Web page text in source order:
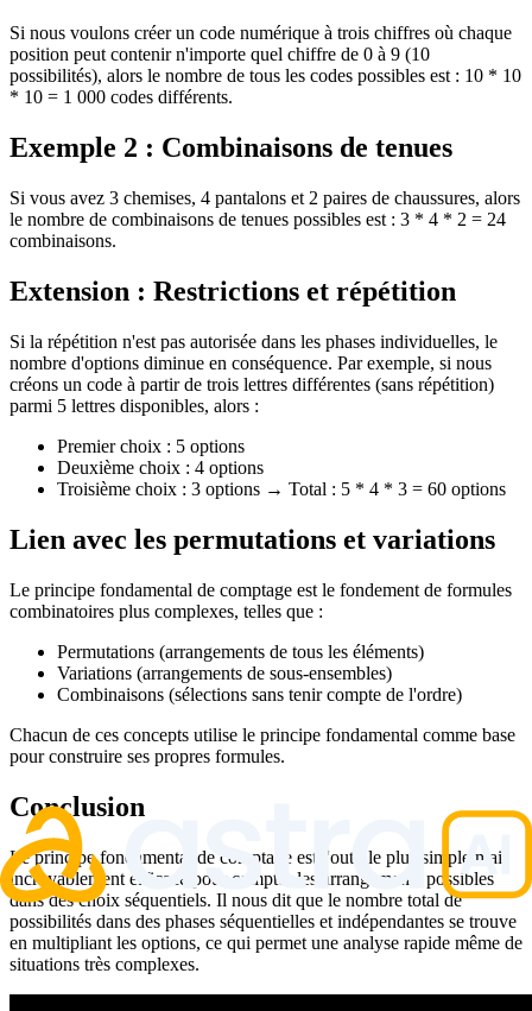
Si nous voulons créer un code numérique à trois chiffres où chaque
position peut contenir n'importe quel chiffre de 0 à 9 (10
possibilités), alors le nombre de tous les codes possibles est : 10 * 10
* 10 = 1 000 codes différents.
Exemple 2 : Combinaisons de tenues
Si vous avez 3 chemises, 4 pantalons et 2 paires de chaussures, alors
le nombre de combinaisons de tenues possibles est : 3 * 4 * 2 = 24
combinaisons.
Extension : Restrictions et répétition
Si la répétition n'est pas autorisée dans les phases individuelles, le
nombre d'options diminue en conséquence. Par exemple, si nous
créons un code à partir de trois lettres différentes (sans répétition)
parmi 5 lettres disponibles, alors :
Premier choix : 5 options
Deuxième choix : 4 options
Troisième choix : 3 options → Total : 5 * 4 * 3 = 60 options
Lien avec les permutations et variations
Le principe fondamental de comptage est le fondement de formules
combinatoires plus complexes, telles que :
Permutations (arrangements de tous les éléments)
Variations (arrangements de sous-ensembles)
Combinaisons (sélections sans tenir compte de l'ordre)
Chacun de ces concepts utilise le principe fondamental comme base
pour construire ses propres formules.
Conclusion
Le principe fondamental de comptage est l'outil le plus simple mais
incroyablement efficace pour compter les arrangements possibles
dans des choix séquentiels. Il nous dit que le nombre total de
possibilités dans des phases séquentielles et indépendantes se trouve
en multipliant les options, ce qui permet une analyse rapide même de
situations très complexes.